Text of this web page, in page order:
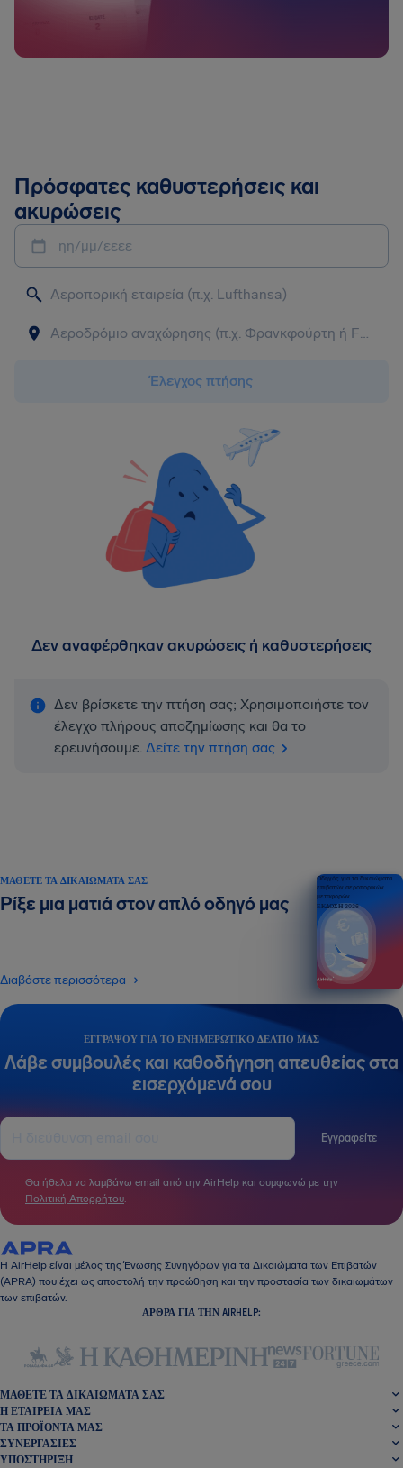
Πρόσφατες καθυστερήσεις και
ακυρώσεις
ηη/μμ/εεεε
Έλεγχος πτήσης
Δεν αναφέρθηκαν ακυρώσεις ή καθυστερήσεις
Δεν βρίσκετε την πτήση σας; Χρησιμοποιήστε τον
έλεγχο πλήρους αποζημίωσης και θα το
ερευνήσουμε. Δείτε την πτήση σας
ΕΓΓΡΆΨΟΥ ΓΙΑ ΤΟ ΕΝΗΜΕΡΩΤΙΚΌ ΔΕΛΤΊΟ ΜΑΣ
Λάβε συμβουλές και καθοδήγηση απευθείας στα
εισερχόμενά σου
Εγγραφείτε
Θα ήθελα να λαμβάνω email από την AirHelp και συμφωνώ με την
Πολιτική Απορρήτου.
ΜΆΘΕΤΕ ΤΑ ΔΙΚΑΙΏΜΑΤΆ ΣΑΣ
Ρίξε μια ματιά στον απλό οδηγό μας
Διαβάστε περισσότερα
Οδηγός για τα δικαιώματα
επιβατών αεροπορικών
μεταφορών
ΕΚΔΟΣΗ 2026
Η AirHelp είναι μέλος της Ένωσης Συνηγόρων για τα Δικαιώματα των Επιβατών
(APRA) που έχει ως αποστολή την προώθηση και την προστασία των δικαιωμάτων
των επιβατών.
ΆΡΘΡΑ ΓΙΑ ΤΗΝ AIRHELP:
ΜΆΘΕΤΕ ΤΑ ΔΙΚΑΙΏΜΑΤΆ ΣΑΣ
Η ΕΤΑΙΡΕΊΑ ΜΑΣ
ΤΑ ΠΡΟΪΌΝΤΑ ΜΑΣ
ΣΥΝΕΡΓΑΣΊΕΣ
ΥΠΟΣΤΉΡΙΞΗ